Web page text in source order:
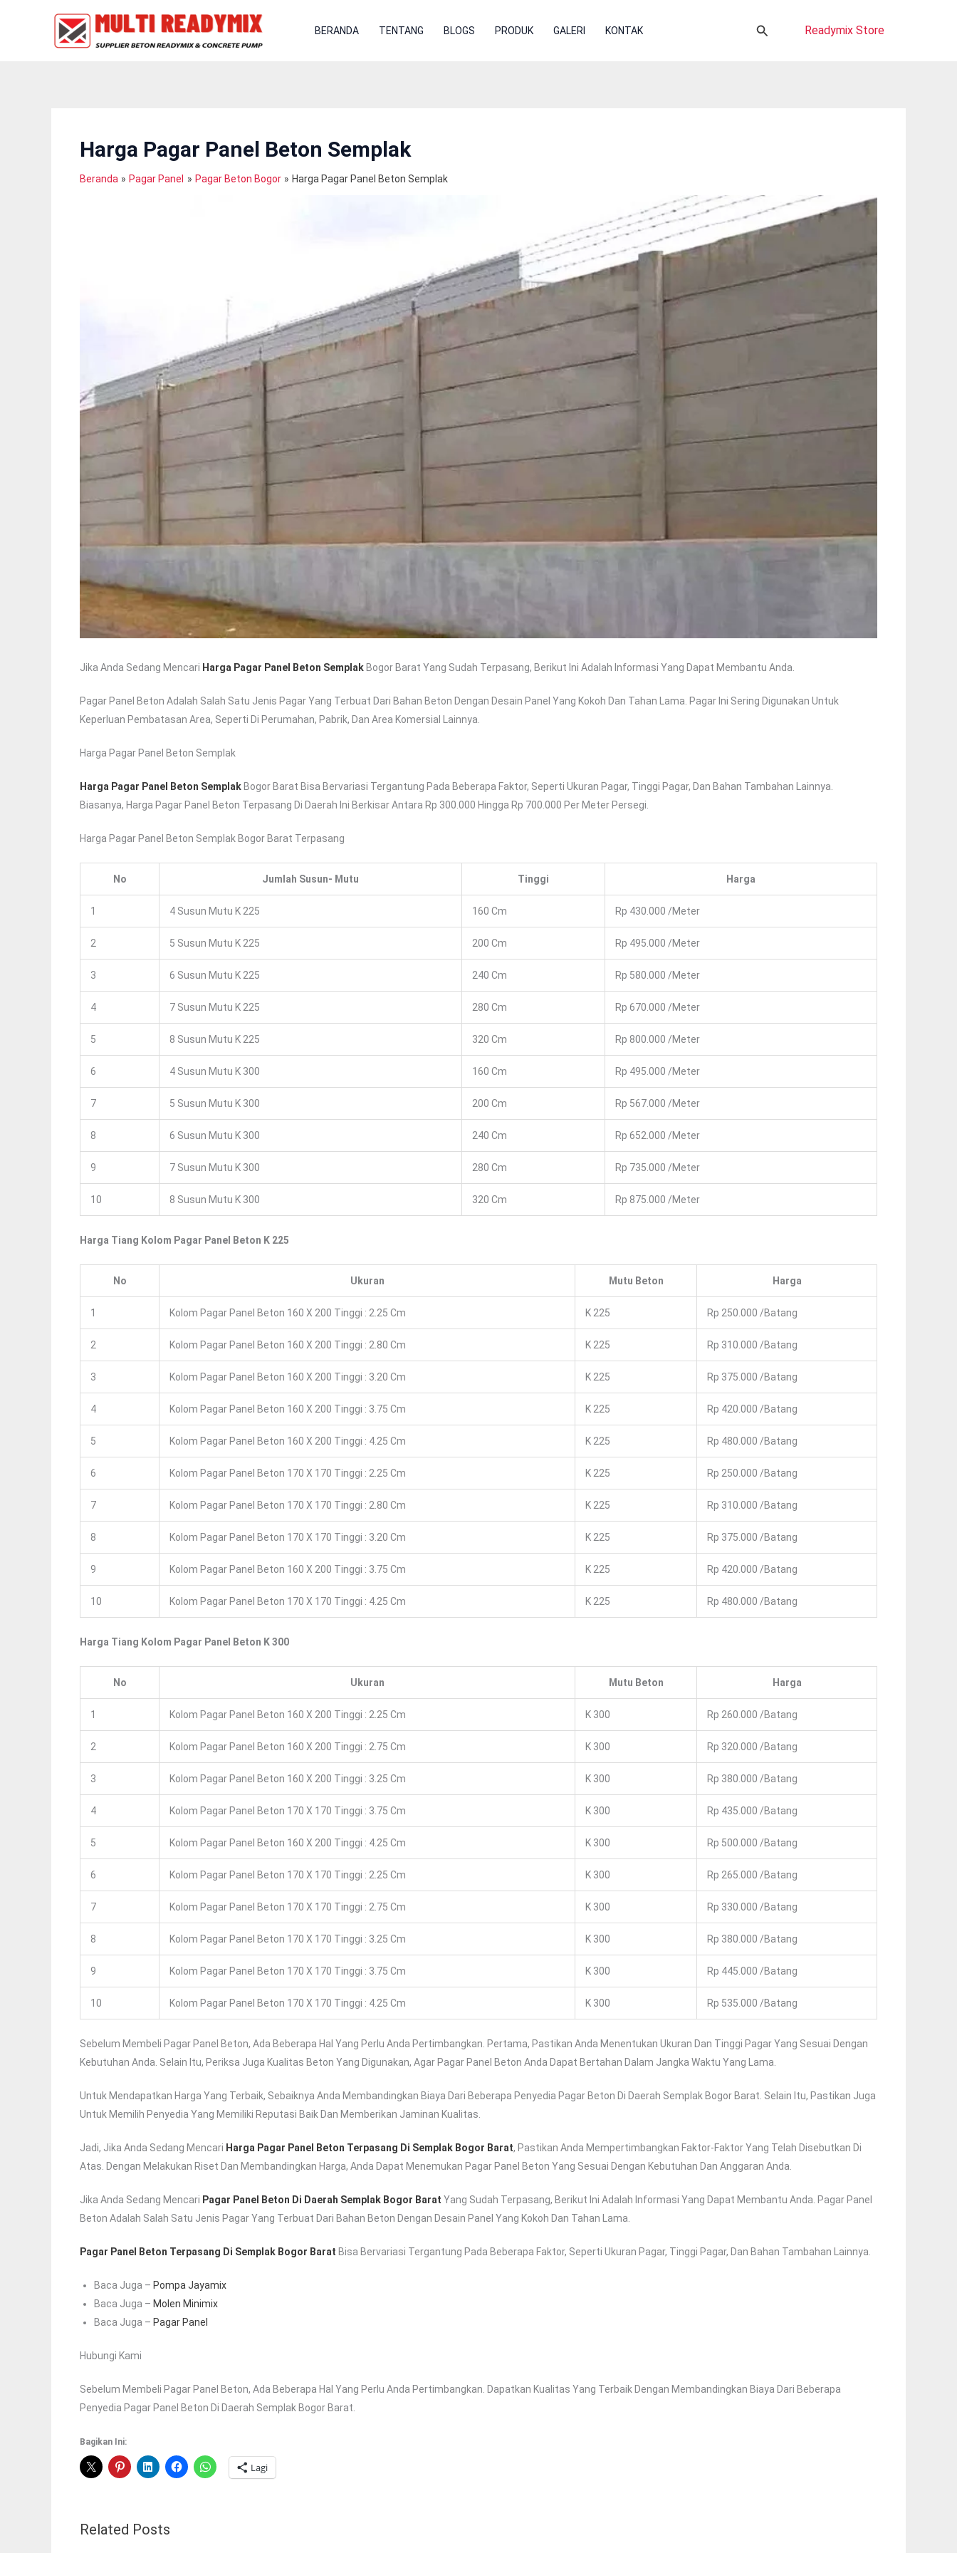
BERANDA TENTANG BLOGS PRODUK GALERI KONTAK Cari Readymix Store
Harga Pagar Panel Beton Semplak
Beranda Pagar Panel Pagar Beton Bogor Harga Pagar Panel Beton Semplak
Jika Anda Sedang Mencari Harga Pagar Panel Beton Semplak Bogor Barat Yang Sudah Terpasang, Berikut Ini Adalah Informasi Yang Dapat Membantu Anda.
Pagar Panel Beton Adalah Salah Satu Jenis Pagar Yang Terbuat Dari Bahan Beton Dengan Desain Panel Yang Kokoh Dan Tahan Lama. Pagar Ini Sering Digunakan Untuk
Keperluan Pembatasan Area, Seperti Di Perumahan, Pabrik, Dan Area Komersial Lainnya.
Harga Pagar Panel Beton Semplak
Harga Pagar Panel Beton Semplak Bogor Barat Bisa Bervariasi Tergantung Pada Beberapa Faktor, Seperti Ukuran Pagar, Tinggi Pagar, Dan Bahan Tambahan Lainnya.
Biasanya, Harga Pagar Panel Beton Terpasang Di Daerah Ini Berkisar Antara Rp 300.000 Hingga Rp 700.000 Per Meter Persegi.
Harga Pagar Panel Beton Semplak Bogor Barat Terpasang
No Jumlah Susun- Mutu Tinggi Harga
1 4 Susun Mutu K 225 160 Cm Rp 430.000 /Meter
2 5 Susun Mutu K 225 200 Cm Rp 495.000 /Meter
3 6 Susun Mutu K 225 240 Cm Rp 580.000 /Meter
4 7 Susun Mutu K 225 280 Cm Rp 670.000 /Meter
5 8 Susun Mutu K 225 320 Cm Rp 800.000 /Meter
6 4 Susun Mutu K 300 160 Cm Rp 495.000 /Meter
7 5 Susun Mutu K 300 200 Cm Rp 567.000 /Meter
8 6 Susun Mutu K 300 240 Cm Rp 652.000 /Meter
9 7 Susun Mutu K 300 280 Cm Rp 735.000 /Meter
10 8 Susun Mutu K 300 320 Cm Rp 875.000 /Meter
Harga Tiang Kolom Pagar Panel Beton K 225
No Ukuran Mutu Beton Harga
1 Kolom Pagar Panel Beton 160 X 200 Tinggi : 2.25 Cm K 225 Rp 250.000 /Batang
2 Kolom Pagar Panel Beton 160 X 200 Tinggi : 2.80 Cm K 225 Rp 310.000 /Batang
3 Kolom Pagar Panel Beton 160 X 200 Tinggi : 3.20 Cm K 225 Rp 375.000 /Batang
4 Kolom Pagar Panel Beton 160 X 200 Tinggi : 3.75 Cm K 225 Rp 420.000 /Batang
5 Kolom Pagar Panel Beton 160 X 200 Tinggi : 4.25 Cm K 225 Rp 480.000 /Batang
6 Kolom Pagar Panel Beton 170 X 170 Tinggi : 2.25 Cm K 225 Rp 250.000 /Batang
7 Kolom Pagar Panel Beton 170 X 170 Tinggi : 2.80 Cm K 225 Rp 310.000 /Batang
8 Kolom Pagar Panel Beton 170 X 170 Tinggi : 3.20 Cm K 225 Rp 375.000 /Batang
9 Kolom Pagar Panel Beton 160 X 200 Tinggi : 3.75 Cm K 225 Rp 420.000 /Batang
10 Kolom Pagar Panel Beton 170 X 170 Tinggi : 4.25 Cm K 225 Rp 480.000 /Batang
Harga Tiang Kolom Pagar Panel Beton K 300
No Ukuran Mutu Beton Harga
1 Kolom Pagar Panel Beton 160 X 200 Tinggi : 2.25 Cm K 300 Rp 260.000 /Batang
2 Kolom Pagar Panel Beton 160 X 200 Tinggi : 2.75 Cm K 300 Rp 320.000 /Batang
3 Kolom Pagar Panel Beton 160 X 200 Tinggi : 3.25 Cm K 300 Rp 380.000 /Batang
4 Kolom Pagar Panel Beton 170 X 170 Tinggi : 3.75 Cm K 300 Rp 435.000 /Batang
5 Kolom Pagar Panel Beton 160 X 200 Tinggi : 4.25 Cm K 300 Rp 500.000 /Batang
6 Kolom Pagar Panel Beton 170 X 170 Tinggi : 2.25 Cm K 300 Rp 265.000 /Batang
7 Kolom Pagar Panel Beton 170 X 170 Tinggi : 2.75 Cm K 300 Rp 330.000 /Batang
8 Kolom Pagar Panel Beton 170 X 170 Tinggi : 3.25 Cm K 300 Rp 380.000 /Batang
9 Kolom Pagar Panel Beton 170 X 170 Tinggi : 3.75 Cm K 300 Rp 445.000 /Batang
10 Kolom Pagar Panel Beton 170 X 170 Tinggi : 4.25 Cm K 300 Rp 535.000 /Batang
Sebelum Membeli Pagar Panel Beton, Ada Beberapa Hal Yang Perlu Anda Pertimbangkan. Pertama, Pastikan Anda Menentukan Ukuran Dan Tinggi Pagar Yang Sesuai Dengan
Kebutuhan Anda. Selain Itu, Periksa Juga Kualitas Beton Yang Digunakan, Agar Pagar Panel Beton Anda Dapat Bertahan Dalam Jangka Waktu Yang Lama.
Untuk Mendapatkan Harga Yang Terbaik, Sebaiknya Anda Membandingkan Biaya Dari Beberapa Penyedia Pagar Beton Di Daerah Semplak Bogor Barat. Selain Itu, Pastikan Juga
Untuk Memilih Penyedia Yang Memiliki Reputasi Baik Dan Memberikan Jaminan Kualitas.
Jadi, Jika Anda Sedang Mencari Harga Pagar Panel Beton Terpasang Di Semplak Bogor Barat, Pastikan Anda Mempertimbangkan Faktor-Faktor Yang Telah Disebutkan Di
Atas. Dengan Melakukan Riset Dan Membandingkan Harga, Anda Dapat Menemukan Pagar Panel Beton Yang Sesuai Dengan Kebutuhan Dan Anggaran Anda.
Jika Anda Sedang Mencari Pagar Panel Beton Di Daerah Semplak Bogor Barat Yang Sudah Terpasang, Berikut Ini Adalah Informasi Yang Dapat Membantu Anda. Pagar Panel
Beton Adalah Salah Satu Jenis Pagar Yang Terbuat Dari Bahan Beton Dengan Desain Panel Yang Kokoh Dan Tahan Lama.
Pagar Panel Beton Terpasang Di Semplak Bogor Barat Bisa Bervariasi Tergantung Pada Beberapa Faktor, Seperti Ukuran Pagar, Tinggi Pagar, Dan Bahan Tambahan Lainnya.
Baca Juga – Pompa Jayamix
Baca Juga – Molen Minimix
Baca Juga – Pagar Panel
Hubungi Kami
Sebelum Membeli Pagar Panel Beton, Ada Beberapa Hal Yang Perlu Anda Pertimbangkan. Dapatkan Kualitas Yang Terbaik Dengan Membandingkan Biaya Dari Beberapa
Penyedia Pagar Panel Beton Di Daerah Semplak Bogor Barat.
Bagikan Ini:
Lagi
Related Posts